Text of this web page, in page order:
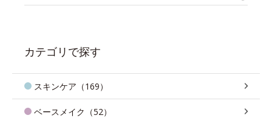
カテゴリで探す
スキンケア（169）
ベースメイク（52）